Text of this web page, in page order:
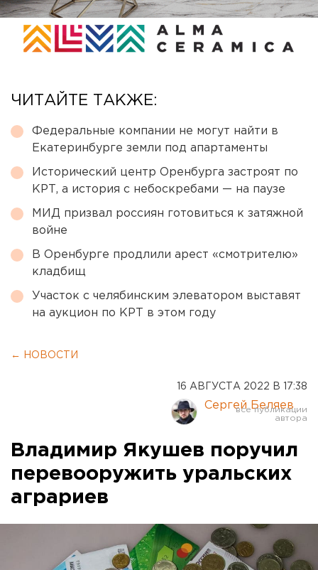
ЧИТАЙТЕ ТАКЖЕ:
Федеральные компании не могут найти в
Екатеринбурге земли под апартаменты
Исторический центр Оренбурга застроят по
КРТ, а история с небоскребами — на паузе
МИД призвал россиян готовиться к затяжной
войне
В Оренбурге продлили арест «смотрителю»
кладбищ
Участок с челябинским элеватором выставят
на аукцион по КРТ в этом году
← НОВОСТИ
16 АВГУСТА 2022 В 17:38
Сергей Беляев
Владимир Якушев поручил
перевооружить уральских
аграриев